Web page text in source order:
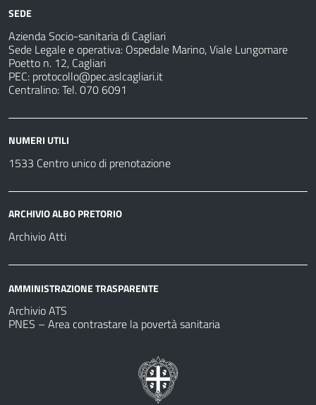
sanitarie
SEDE
Azienda Socio-sanitaria di Cagliari
Sede Legale e operativa: Ospedale Marino, Viale Lungomare
Poetto n. 12, Cagliari
PEC: protocollo@pec.aslcagliari.it
Centralino: Tel. 070 6091
NUMERI UTILI
1533 Centro unico di prenotazione
ARCHIVIO ALBO PRETORIO
Archivio Atti
AMMINISTRAZIONE TRASPARENTE
Archivio ATS
PNES – Area contrastare la povertà sanitaria